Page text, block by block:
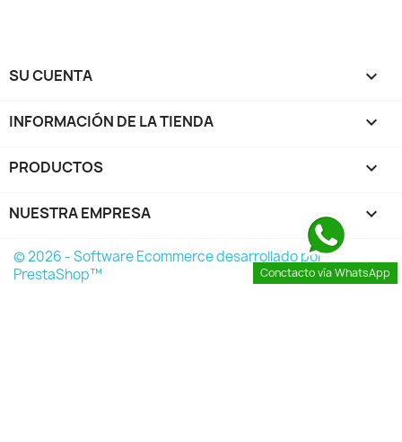
SU CUENTA 
INFORMACIÓN DE LA TIENDA keyboard_arrow_down
PRODUCTOS 
NUESTRA EMPRESA 
© 2026 - Software Ecommerce desarrollado por
PrestaShop™
Conctacto vía WhatsApp